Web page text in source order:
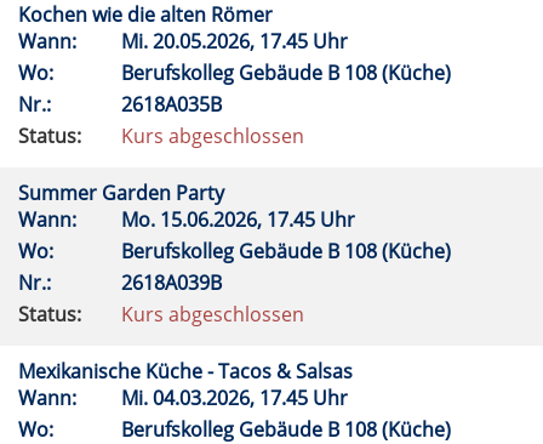
Kochen wie die alten Römer
Wann:
Mi.20.05.2026, 17.45 Uhr
Wo:
Berufskolleg Gebäude B 108 (Küche)
Nr.:
2618A035B
Status:
Kurs abgeschlossen
Summer Garden Party
Wann:
Mo. 15.06.2026, 17.45 Uhr
Wo:
Berufskolleg Gebäude B 108 (Küche)
Nr.:
2618A039B
Status:
Kurs abgeschlossen
Mexikanische Küche - Tacos & Salsas
Wann:
Mi.04.03.2026, 17.45 Uhr
Wo:
Berufskolleg Gebäude B 108 (Küche)